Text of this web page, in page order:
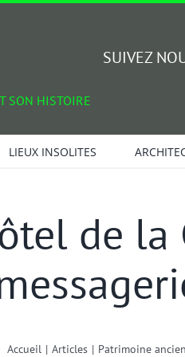
SON HISTOIRE
SUIVEZ
LIEUX INSOLITES
de
Accueil | Articles | Patrimoine ancien